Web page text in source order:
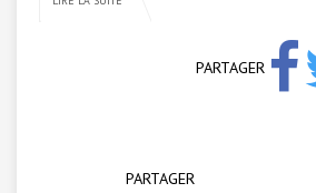
PARTAGER
PARTAGER